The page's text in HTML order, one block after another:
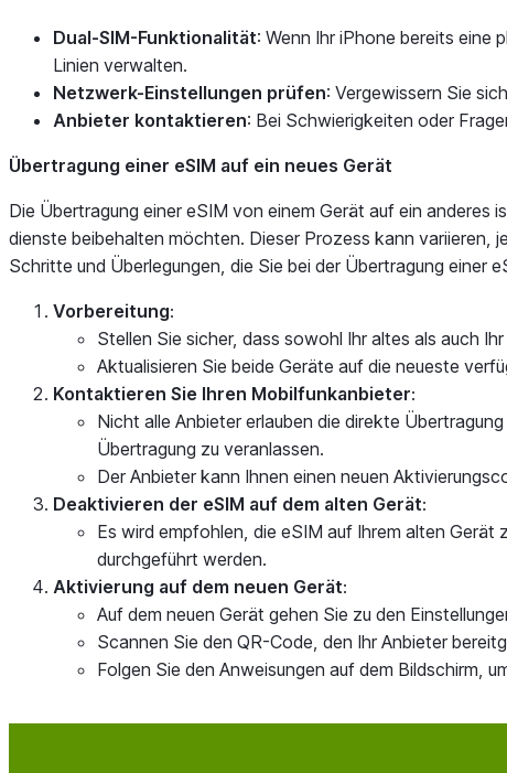
Dual-SIM-Funktionalität: Wenn Ihr iPhone bereits eine
Linien verwalten.
Netzwerk-Einstellungen prüfen: Vergewissern Sie
Anbieter kontaktieren: Bei Schwierigkeiten oder
Übertragung einer eSIM auf ein neues Gerät
Die Übertragung einer eSIM von einem Gerät auf ein
dienste beibehalten möchten. Dieser Prozess kann variieren,
Schritte und Überlegungen, die Sie bei der Übertragung einer
Vorbereitung:
Stellen Sie sicher, dass sowohl Ihr altes als auch
Aktualisieren Sie beide Geräte auf die neueste
Kontaktieren Sie Ihren Mobilfunkanbieter:
Nicht alle Anbieter erlauben die direkte
Übertragung zu veranlassen.
Der Anbieter kann Ihnen einen neuen
Deaktivieren der eSIM auf dem alten Gerät:
Es wird empfohlen, die eSIM auf Ihrem alten
durchgeführt werden.
Aktivierung auf dem neuen Gerät:
Auf dem neuen Gerät gehen Sie zu den
Scannen Sie den QR-Code, den Ihr Anbieter
Folgen Sie den Anweisungen auf dem Bildschirm,